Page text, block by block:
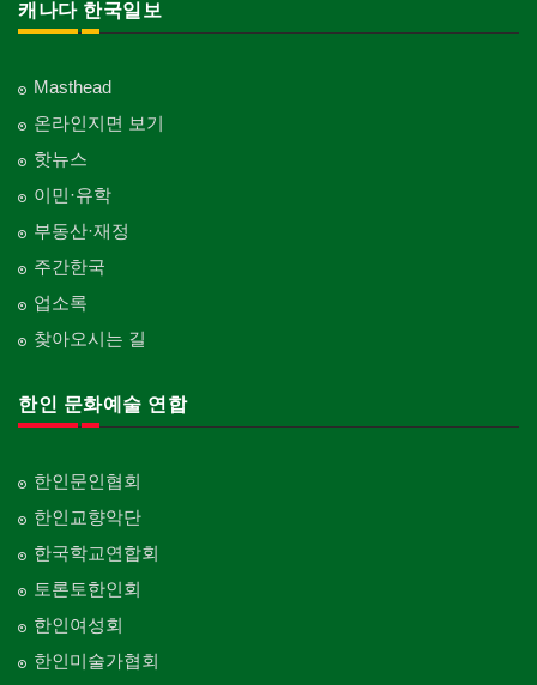
캐나다 한국일보
Masthead
온라인지면 보기
핫뉴스
이민·유학
부동산·재정
주간한국
업소록
찾아오시는 길
한인 문화예술 연합
한인문인협회
한인교향악단
한국학교연합회
토론토한인회
한인여성회
한인미술가협회